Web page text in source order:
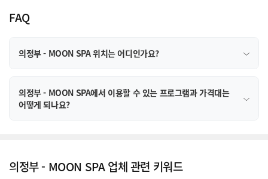
FAQ
의정부 - MOON SPA 위치는 어디인가요?
의정부 - MOON SPA에서 이용할 수 있는 프로그램과 가격대는
어떻게 되나요?
의정부 - MOON SPA 업체 관련 키워드